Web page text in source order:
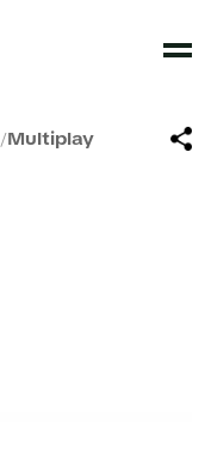
/Multiplay